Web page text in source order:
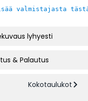
valmistajasta
lyhyesti
& Palautus
Kokotaulukot